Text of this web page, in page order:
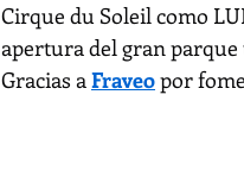
Cirque du Soleil como
apertura del gran
Gracias a Fraveo por